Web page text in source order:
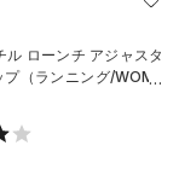
ル ローンチ アジャスタ
（ランニング/WOME